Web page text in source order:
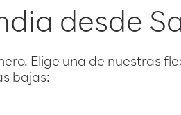
desde
Elige una de nuestras
bajas: